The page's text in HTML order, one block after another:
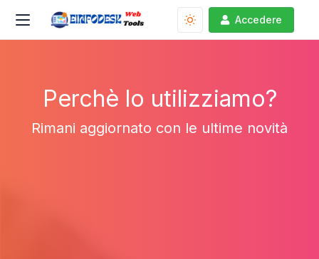
Accedere
Perchè lo utilizziamo?
Rimani aggiornato con le ultime novità